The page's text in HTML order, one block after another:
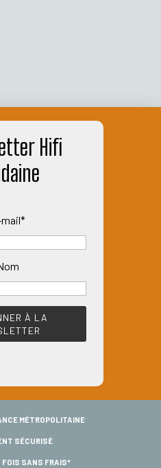
Hifi
MÉTROPOLITAINE
SÉCURISÉ
FOIS SANS FRAIS*